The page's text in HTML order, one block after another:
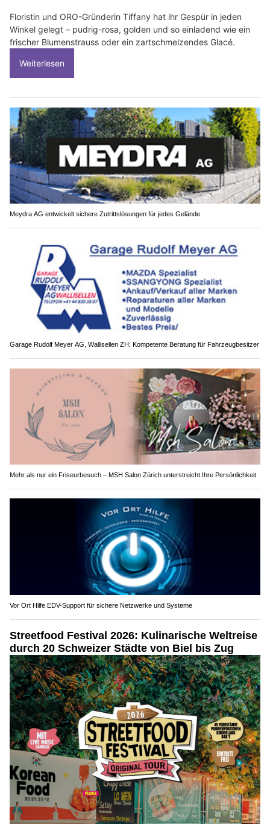
Floristin und ORO-Gründerin Tiffany hat ihr Gespür in jeden
Winkel gelegt – pudrig-rosa, golden und so einladend wie ein
frischer Blumenstrauss oder ein zartschmelzendes Glacé.
Weiterlesen
Meydra AG entwickelt sichere Zutrittslösungen für jedes Gelände
Garage Rudolf Meyer AG, Wallisellen ZH: Kompetente Beratung für Fahrzeugbesitzer
Mehr als nur ein Friseurbesuch – MSH Salon Zürich unterstreicht Ihre Persönlichkeit
Vor Ort Hilfe EDV-Support für sichere Netzwerke und Systeme
Streetfood Festival 2026: Kulinarische Weltreise
durch 20 Schweizer Städte von Biel bis Zug